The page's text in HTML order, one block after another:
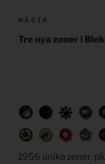
Nästa
inlägg
NÄSTA
Tre nya zoner i
1956 unika zoner,